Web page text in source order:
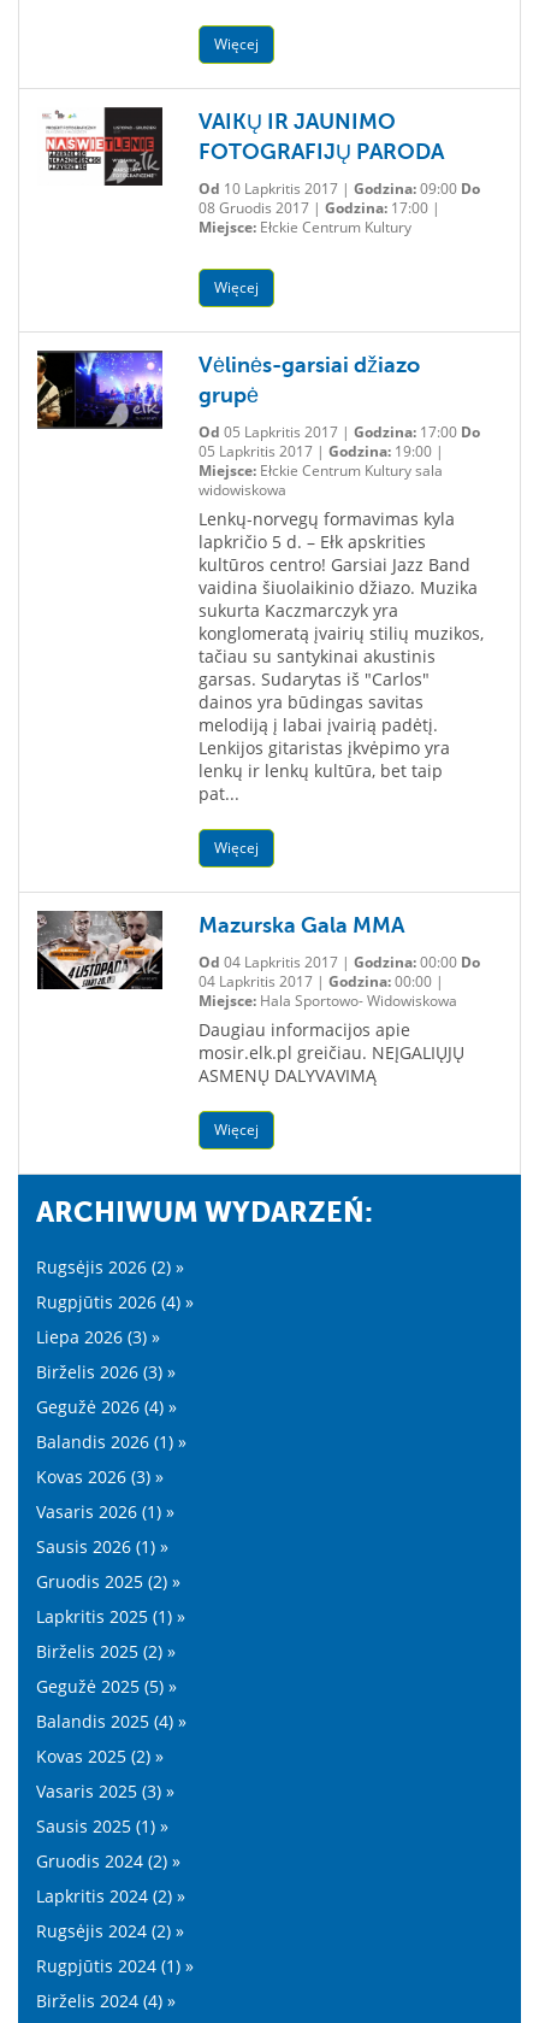
Więcej
VAIKŲ IR JAUNIMO
FOTOGRAFIJŲ PARODA
Od 10 Lapkritis 2017 | Godzina:09:00 Do
08 Gruodis 2017 | Godzina:17:00 |
Miejsce:Ełckie Centrum Kultury
Więcej
Vėlinės-garsiai džiazo
grupė
Od 05 Lapkritis 2017 | Godzina:17:00 Do
05 Lapkritis 2017 | Godzina:19:00 |
Miejsce:Ełckie Centrum Kultury sala
widowiskowa
Lenkų-norvegų formavimas kyla
lapkričio 5 d. – Ełk apskrities
kultūros centro! Garsiai Jazz Band
vaidina šiuolaikinio džiazo. Muzika
sukurta Kaczmarczyk yra
konglomeratą įvairių stilių muzikos,
tačiau su santykinai akustinis
garsas. Sudarytas iš "Carlos"
dainos yra būdingas savitas
melodiją į labai įvairią padėtį.
Lenkijos gitaristas įkvėpimo yra
lenkų ir lenkų kultūra, bet taip
pat...
Więcej
Mazurska Gala MMA
Od 04 Lapkritis 2017 | Godzina:00:00 Do
04 Lapkritis 2017 | Godzina:00:00 |
Miejsce:Hala Sportowo- Widowiskowa
Daugiau informacijos apie
mosir.elk.pl greičiau. NEĮGALIŲJŲ
ASMENŲ DALYVAVIMĄ
Więcej
ARCHIWUM WYDARZEŃ:
Rugsėjis 2026 (2) »
Rugpjūtis 2026 (4) »
Liepa 2026 (3) »
Birželis 2026 (3) »
Gegužė 2026 (4) »
Balandis 2026 (1) »
Kovas 2026 (3) »
Vasaris 2026 (1) »
Sausis 2026 (1) »
Gruodis 2025 (2) »
Lapkritis 2025 (1) »
Birželis 2025 (2) »
Gegužė 2025 (5) »
Balandis 2025 (4) »
Kovas 2025 (2) »
Vasaris 2025 (3) »
Sausis 2025 (1) »
Gruodis 2024 (2) »
Lapkritis 2024 (2) »
Rugsėjis 2024 (2) »
Rugpjūtis 2024 (1) »
Birželis 2024 (4) »